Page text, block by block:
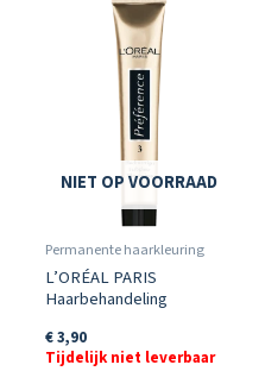
NIET OP VOORRAAD
Permanente haarkleuring
L’ORÉAL PARIS
Haarbehandeling
€3,90
Tijdelijk niet leverbaar